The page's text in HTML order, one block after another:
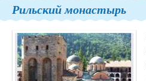
Рильский монастырь